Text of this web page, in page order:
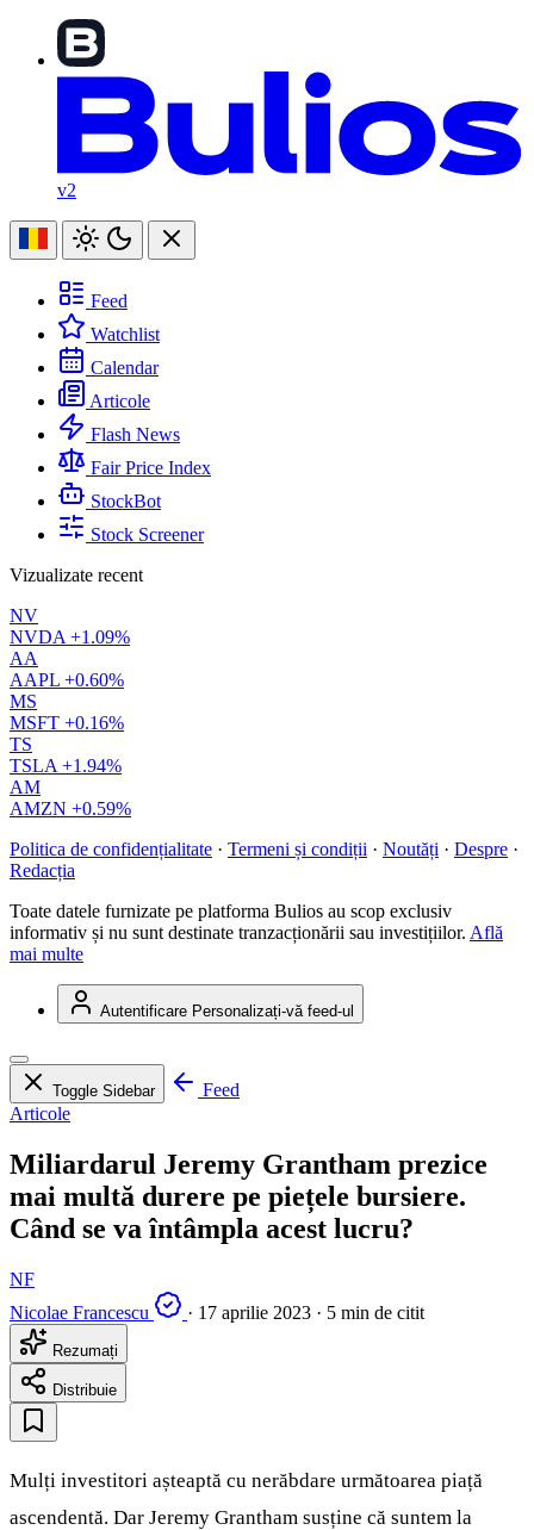
v2
Feed
Watchlist
Calendar
Articole
Flash News
Fair Price Index
StockBot
Stock Screener
Vizualizate recent
NV
NVDA +1.09%
AA
AAPL +0.60%
MS
MSFT +0.16%
TS
TSLA +1.94%
AM
AMZN +0.59%
Politica de confidențialitate · Termeni și condiții · Noutăți · Despre ·
Redacția
Toate datele furnizate pe platforma Bulios au scop exclusiv
informativ și nu sunt destinate tranzacționării sau investițiilor. Află
mai multe
Autentificare Personalizați-vă feed-ul
Toggle Sidebar
Feed
Articole
Miliardarul Jeremy Grantham prezice
mai multă durere pe piețele bursiere.
Când se va întâmpla acest lucru?
NF
Nicolae Francescu
· 17 aprilie 2023 · 5 min de citit
Rezumați
Distribuie
Mulți investitori așteaptă cu nerăbdare următoarea piață
ascendentă. Dar Jeremy Grantham susține că suntem la